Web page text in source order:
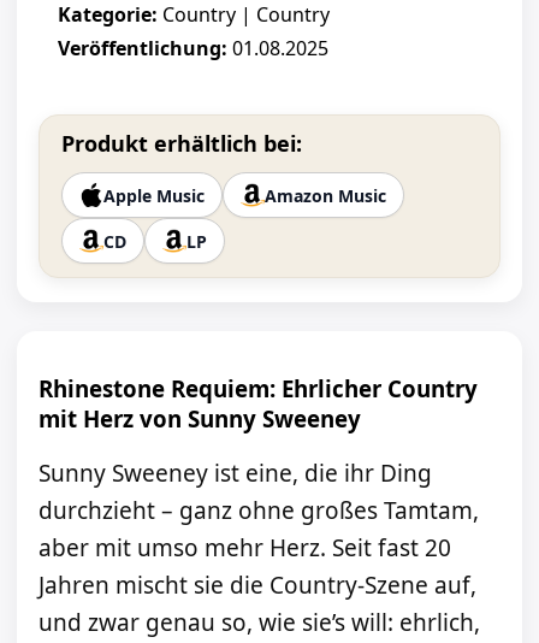
Kategorie: Country | Country
Veröffentlichung: 01.08.2025
Produkt erhältlich bei:
Apple Music
Amazon Music
CD
LP
Rhinestone Requiem: Ehrlicher Country
mit Herz von Sunny Sweeney
Sunny Sweeney ist eine, die ihr Ding
durchzieht – ganz ohne großes Tamtam,
aber mit umso mehr Herz. Seit fast 20
Jahren mischt sie die Country-Szene auf,
und zwar genau so, wie sie’s will: ehrlich,